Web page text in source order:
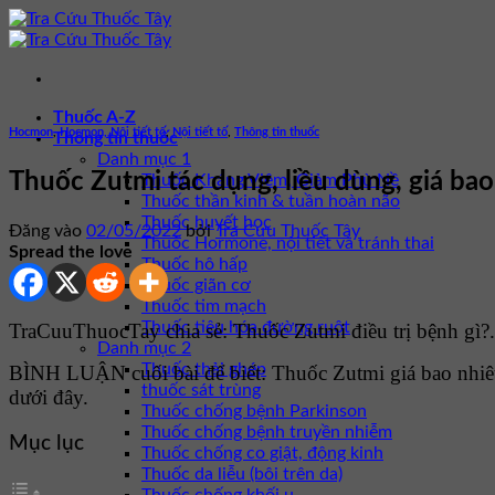
Bỏ
qua
dung
Thuốc A-Z
Thông tin thuốc
Danh mục 1
Thuốc Kháng Viêm, Giảm Phù Nề
Thuốc thần kinh & tuần hoàn não
Thuốc huyết học
Thuốc Hormone, nội tiết và tránh thai
Thuốc hô hấp
Thuốc giãn cơ
Thuốc tim mạch
Thuốc tiêu hóa đường ruột
Danh mục 2
Thuốc thải ghép
thuốc sát trùng
Thuốc chống bệnh Parkinson
Thuốc chống bệnh truyền nhiễm
Thuốc chống co giật, động kinh
Thuốc da liễu (bôi trên da)
Hocmon,Hocmon, Nội tiết tố, Nội tiết tố Thông tin thuốc
Thuốc Zutmi tác dụng, liều dùng, giá
Đăng vào 02/05/2022 bởiTra Cứu Thuốc Tây
Spread the love
TraCuuThuocTay chia sẻ: Thuốc Zutmi điều trị bệnh
BÌNH LUẬN cuối bài để biết: Thuốc Zutmi giá bao
dưới đây.
Mục lục